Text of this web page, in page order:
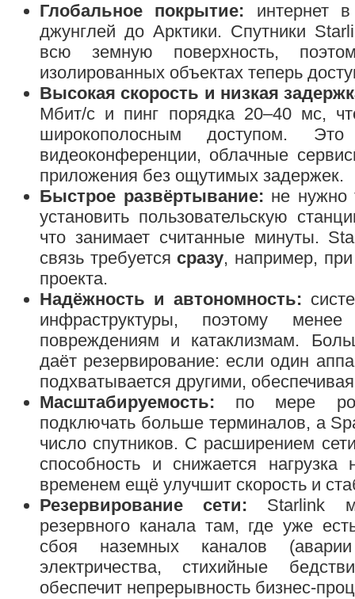
Глобальное покрытие: интернет
джунглей до Арктики. Спутники
всю земную поверхность,
изолированных объектах теперь
Высокая скорость и низкая
Мбит/с и пинг порядка 20–40 мс,
широкополосным доступом. Это
видеоконференции, облачные
приложения без ощутимых задержек.
Быстрое развёртывание: не нужно
установить пользовательскую
что занимает считанные минуты.
связь требуется сразу, например, при
проекта.
Надёжность и автономность:
инфраструктуры, поэтому
повреждениям и катаклизмам.
даёт резервирование: если один
подхватывается другими,
Масштабируемость: по мере
подключать больше терминалов, а
число спутников. С расширением
способность и снижается
временем ещё улучшит скорость и
Резервирование сети: Starlink
резервного канала там, где уже
сбоя наземных каналов
электричества, стихийные
обеспечит непрерывность бизнес-